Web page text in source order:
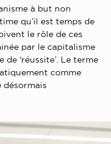
à but non
qu’il est temps de
le rôle de ces
par le capitalisme
‘réussite’. Le terme
comme
désormais